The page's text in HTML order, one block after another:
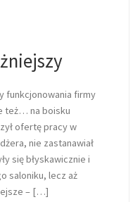
funkcjonowania firmy
też… na boisku
ofertę pracy w
nie zastanawiał
się błyskawicznie i
saloniku, lecz aż
– […]